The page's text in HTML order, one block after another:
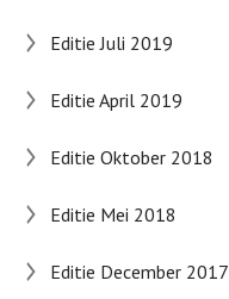
Editie Juli 2019
Editie April 2019
Editie Oktober 2018
Editie Mei 2018
Editie December 2017